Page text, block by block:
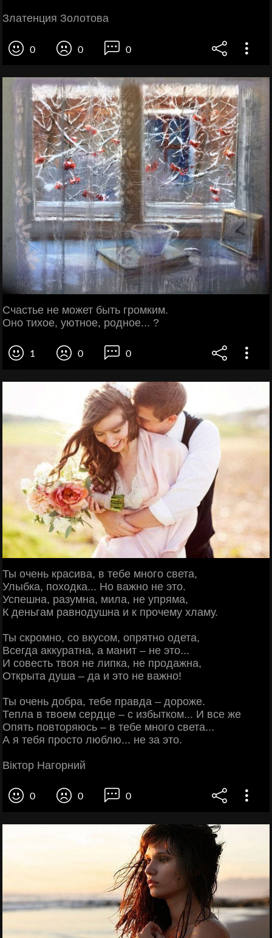
Златенция Золотова
0 0 0
Счастье не может быть громким.
Оно тихое, уютное, родное... ?
1 0 0
Ты очень красива, в тебе много света,
Улыбка, походка... Но важно не это.
Успешна, разумна, мила, не упряма,
К деньгам равнодушна и к прочему хламу.
Ты скромно, со вкусом, опрятно одета,
Всегда аккуратна, а манит – не это...
И совесть твоя не липка, не продажна,
Открыта душа – да и это не важно!
Ты очень добра, тебе правда – дороже.
Тепла в твоем сердце – с избытком... И все же
Опять повторяюсь – в тебе много света...
А я тебя просто люблю... не за это.
Віктор Нагорний
0 0 0